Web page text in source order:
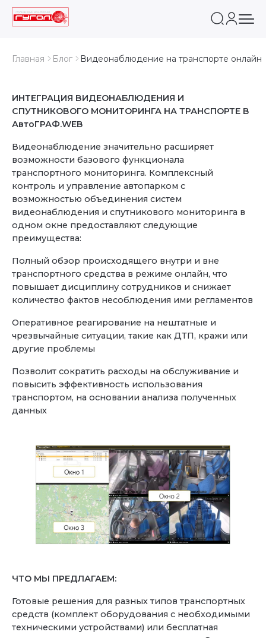
Главная Блог Видеонаблюдение на транспорте онлайн
ИНТЕГРАЦИЯ ВИДЕОНАБЛЮДЕНИЯ И
СПУТНИКОВОГО МОНИТОРИНГА НА ТРАНСПОРТЕ В
АвтоГРАФ.WEB
Видеонаблюдение значительно расширяет
возможности базового функционала
транспортного мониторинга. Комплексный
контроль и управление автопарком с
возможностью объединения систем
видеонаблюдения и спутникового мониторинга в
одном окне предоставляют следующие
преимущества:
Полный обзор происходящего внутри и вне
транспортного средства в режиме онлайн, что
повышает дисциплину сотрудников и снижает
количество фактов несоблюдения ими регламентов
Оперативное реагирование на нештатные и
чрезвычайные ситуации, такие как ДТП, кражи или
другие проблемы
Позволит сократить расходы на обслуживание и
повысить эффективность использования
транспортом, на основании анализа полученных
данных
ЧТО МЫ ПРЕДЛАГАЕМ:
Готовые решения для разных типов транспортных
средств (комплект оборудования с необходимыми
техническими устройствами) или бесплатная